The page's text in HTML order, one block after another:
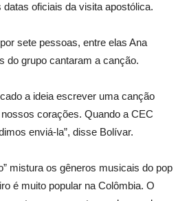
oficiais da visita apostólica.
sete pessoas, entre elas Ana
do grupo cantaram a canção.
a ideia escrever uma canção
corações. Quando a CEC
enviá-la”, disse Bolívar.
mistura os gêneros musicais do pop
é muito popular na Colômbia. O